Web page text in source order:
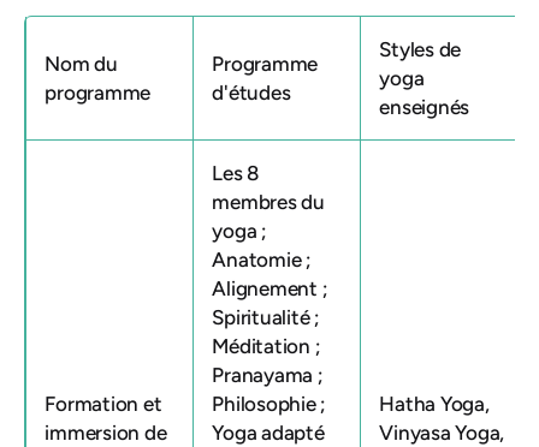
Nom du
programme
Programme
d'études
Styles de
yoga
enseignés
Formation et
immersion de
Les 8
membres du
yoga ;
Anatomie ;
Alignement ;
Spiritualité ;
Méditation ;
Pranayama ;
Philosophie ;
Yoga adapté
Hatha Yoga,
Vinyasa Yoga,